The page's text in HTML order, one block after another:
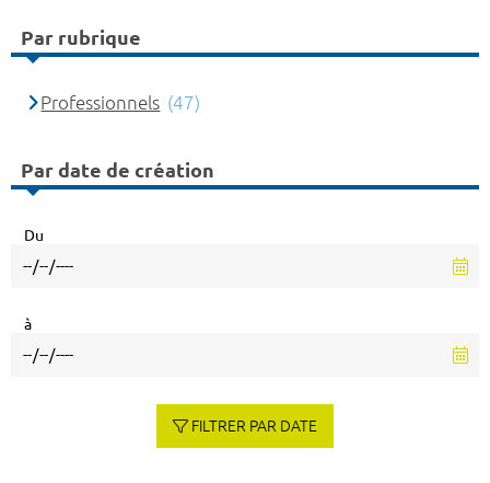
Par rubrique
Professionnels (47)
Par date de création
Du
à
FILTRER PAR DATE